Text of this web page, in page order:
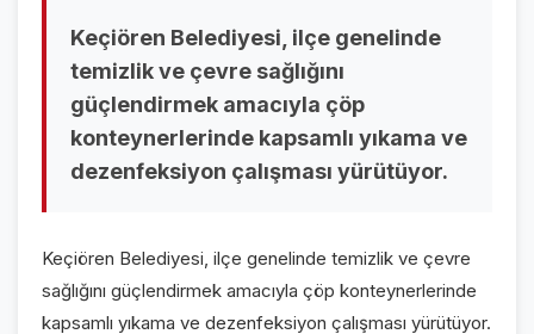
SON DAKİKA
VİDEO GALERİ
FOTO GALERİ
VİDEO GALERİ
Keçiören Belediyesi, ilçe genelinde
temizlik ve çevre sağlığını
güçlendirmek amacıyla çöp
konteynerlerinde kapsamlı yıkama ve
dezenfeksiyon çalışması yürütüyor.
Keçiören Belediyesi, ilçe genelinde temizlik ve çevre
sağlığını güçlendirmek amacıyla çöp konteynerlerinde
kapsamlı yıkama ve dezenfeksiyon çalışması yürütüyor.